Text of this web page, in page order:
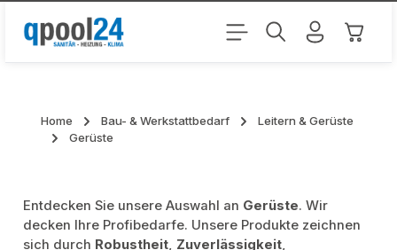
Zum Hauptinhalt springen
Home Bau- & Werkstattbedarf
Leitern & Gerüste
Gerüste
Entdecken Sie unsere Auswahl an Gerüste. Wir
decken Ihre Profibedarfe. Unsere Produkte zeichnen
sich durch Robustheit, Zuverlässigkeit,